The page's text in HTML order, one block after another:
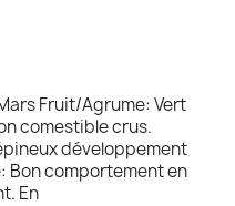
Fruit/Agrume: Vert
comestible crus.
développement
Bon comportement en
En